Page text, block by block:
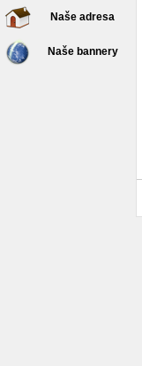
Naše adresa
Naše bannery